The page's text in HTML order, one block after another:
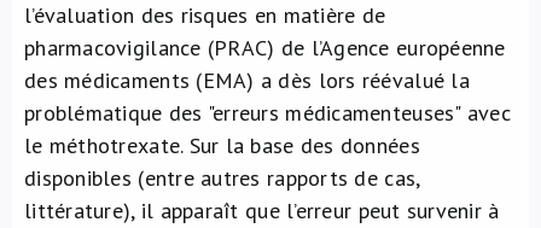
l’évaluation des risques en matière de
pharmacovigilance (PRAC) de l’Agence européenne
des médicaments (EMA) a dès lors réévalué la
problématique des "erreurs médicamenteuses" avec
le méthotrexate. Sur la base des données
disponibles (entre autres rapports de cas,
littérature), il apparaît que l’erreur peut survenir à